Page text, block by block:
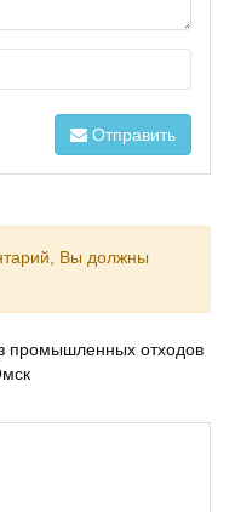
Отправить
Вы должны
промышленных отходов